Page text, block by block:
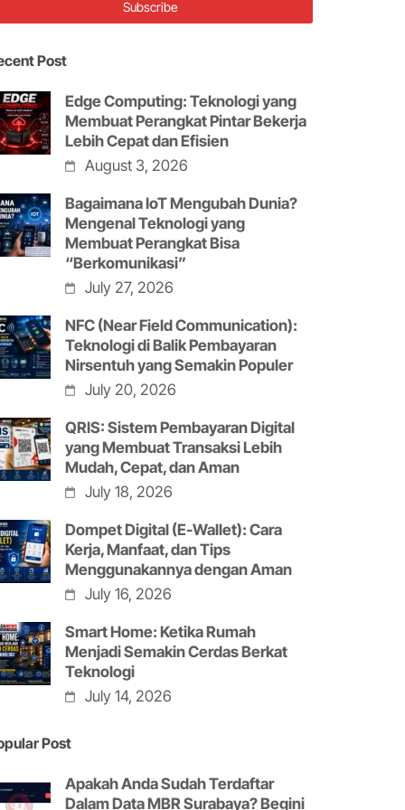
Post
Edge Computing: Teknologi yang
Membuat Perangkat Pintar Bekerja
Lebih Cepat dan Efisien
August 3, 2026
Bagaimana IoT Mengubah Dunia?
Mengenal Teknologi yang
Membuat Perangkat Bisa
“Berkomunikasi”
July 27, 2026
NFC (Near Field Communication):
Teknologi di Balik Pembayaran
Nirsentuh yang Semakin Populer
July 20, 2026
QRIS: Sistem Pembayaran Digital
yang Membuat Transaksi Lebih
Mudah, Cepat, dan Aman
July 18, 2026
Dompet Digital (E-Wallet): Cara
Kerja, Manfaat, dan Tips
Menggunakannya dengan Aman
July 16, 2026
Smart Home: Ketika Rumah
Menjadi Semakin Cerdas Berkat
Teknologi
July 14, 2026
Post
Apakah Anda Sudah Terdaftar
Dalam Data MBR Surabaya? Begini